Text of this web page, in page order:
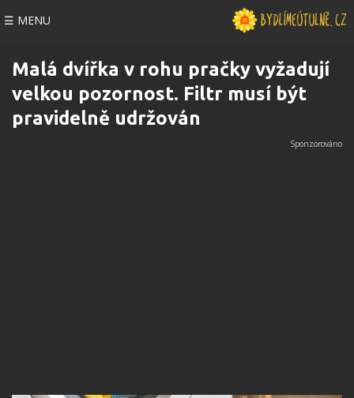
☰ MENU
Malá dvířka v rohu pračky vyžadují
velkou pozornost. Filtr musí být
pravidelně udržován